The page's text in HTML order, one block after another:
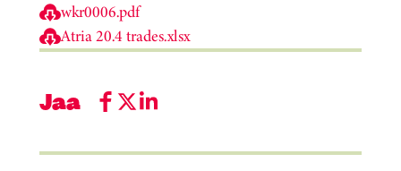
wkr0006.pdf
Atria 20.4 trades.xlsx
Jaa